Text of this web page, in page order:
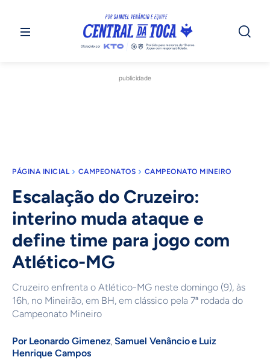
publicidade
PÁGINA INICIAL CAMPEONATOS CAMPEONATO MINEIRO
Escalação do Cruzeiro:
interino muda ataque e
define time para jogo com
Atlético-MG
Cruzeiro enfrenta o Atlético-MG neste domingo (9), às
16h, no Mineirão, em BH, em clássico pela 7ª rodada do
Campeonato Mineiro
Por Leonardo Gimenez Samuel Venâncioe Luiz
Henrique Campos